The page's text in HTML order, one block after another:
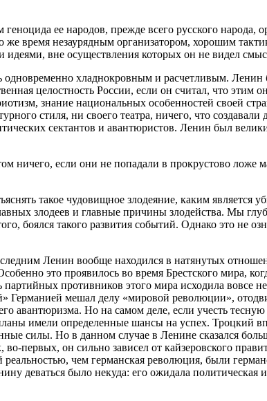
ее народов, прежде всего русского народа,
же время незаурядным организатором, хорошим
вне осуществления которых он не видел
хладнокровным и расчетливым.
целостность России, если он считал, что этим
знание национальных особенностей своей
стиля, ни своего театра, ничего, что создавали
сектантов и авантюристов. Ленин был
если они не попадали в прокрустово ложе
такое чудовищное злодеяние, каким является
злодеев и главные причины злодейства. Мы
боялся такого развития событий. Однако это не
Ленин вообще находился в натянутых
это проявилось во время Брестского мира,
противников этого мира исходила вовсе
Германией мешал делу «мировой революции»,
Но на самом деле, если учесть тесную
имели определенные шансы на успех. Троцкий
силы. Но в данном случае в Ленине сказался
первых, он сильно зависел от кайзеровского
чем германская революция, были
деваться было некуда: его ожидала политическая